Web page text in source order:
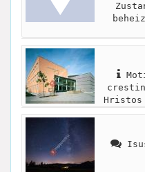
Isus